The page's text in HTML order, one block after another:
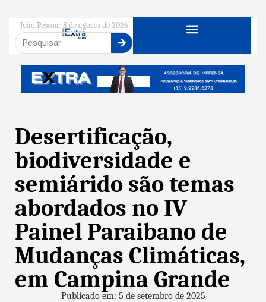
João Pessoa: 8 de agosto de 2026
Desertificação,
biodiversidade e
semiárido são temas
abordados no IV
Painel Paraibano de
Mudanças Climáticas,
em Campina Grande
Publicado em: 5 de setembro de 2025